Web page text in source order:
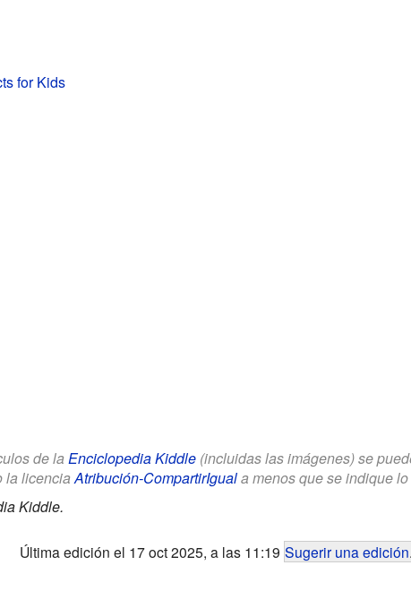
for Kids
de la Enciclopedia Kiddle(incluidas las imágenes) se
la licenciaAtribución-CompartirIguala menos que se indique
Kiddle.
Última edición el 17 oct 2025, a las 11:19 Sugerir una edición.